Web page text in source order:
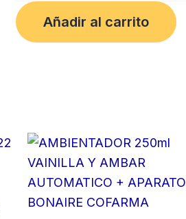
ML
LAVANDA
FABULOSO
Añadir al carrito